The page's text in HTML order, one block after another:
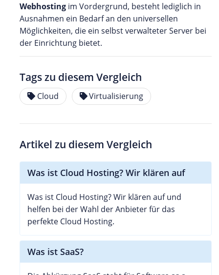
Webhosting im Vordergrund, besteht lediglich in
Ausnahmen ein Bedarf an den universellen
Möglichkeiten, die ein selbst verwalteter Server bei
der Einrichtung bietet.
Tags zu diesem Vergleich
Cloud Virtualisierung
Artikel zu diesem Vergleich
Was ist Cloud Hosting? Wir klären auf
Was ist Cloud Hosting? Wir klären auf und
helfen bei der Wahl der Anbieter für das
perfekte Cloud Hosting.
Was ist SaaS?